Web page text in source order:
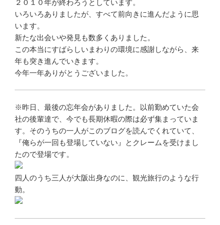
２０１０年が終わろうとしています。
いろいろありましたが、すべて前向きに進んだように思
います。
新たな出会いや発見も数多くありました。
この本当にすばらしいまわりの環境に感謝しながら、来
年も突き進んでいきます。
今年一年ありがとうございました。
※昨日、最後の忘年会がありました。以前勤めていた会
社の後輩達で、今でも長期休暇の際は必ず集まっていま
す。そのうちの一人がこのブログを読んでくれていて、
『俺らが一回も登場していない』とクレームを受けまし
たので登場です。
四人のうち三人が大阪出身なのに、観光旅行のような行
動。